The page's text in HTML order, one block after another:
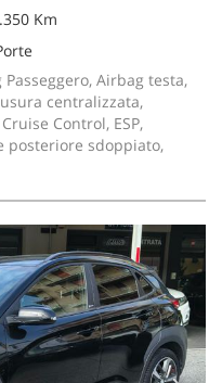
Km
Airbag testa,
centralizzata,
Control, ESP,
posteriore sdoppiato,